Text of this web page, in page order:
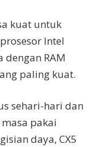
kuat untuk
Intel
dengan RAM
paling kuat.
sehari-hari dan
pakai
daya, CX5